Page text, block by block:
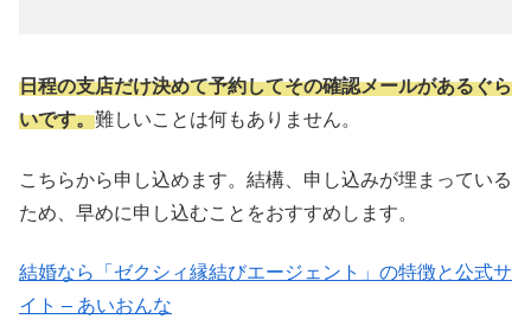
日程の支店だけ決めて予約してその確認メールがあるぐら
いです。難しいことは何もありません。
こちらから申し込めます。結構、申し込みが埋まっている
ため、早めに申し込むことをおすすめします。
結婚なら「ゼクシィ縁結びエージェント」の特徴と公式サ
イト – あいおんな